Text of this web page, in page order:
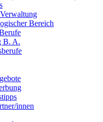
Bereich
B. A.
innen